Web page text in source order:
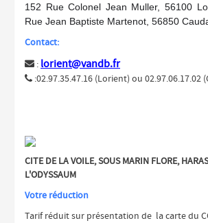
152 Rue Colonel Jean Muller, 56100
Rue Jean Baptiste Martenot, 56850
Contact:
 : lorient@vandb.fr
 :02.97.35.47.16 (Lorient) ou 02.97.06.17.02
CITE DE LA VOILE, SOUS MARIN FLORE,
L'ODYSSAUM
Votre réduction
Tarif réduit sur présentation de la carte du